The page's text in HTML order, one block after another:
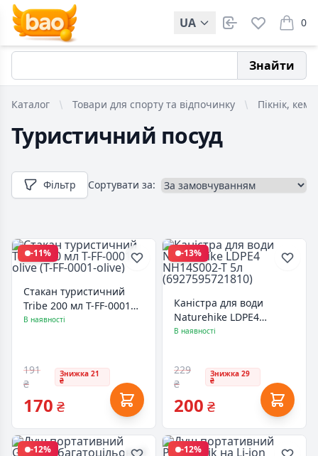
UA 0
items
Знайти
Каталог Товари для спорту та відпочинку Пікнік,
Туристичний посуд
Фільтр Сортувати за:
-11%
Стакан туристичний
Tribe 200 мл T-FF-0001
olive (T-FF-0001-olive)
В наявності
191
₴
Знижка 21
₴
170 ₴
-13%
Каністра для води
Naturehike LDPE4
NH14S002-T 5л
В наявності
229
₴
Знижка 29
₴
200 ₴
-12% -12%